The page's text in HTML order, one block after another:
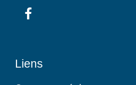
Liens